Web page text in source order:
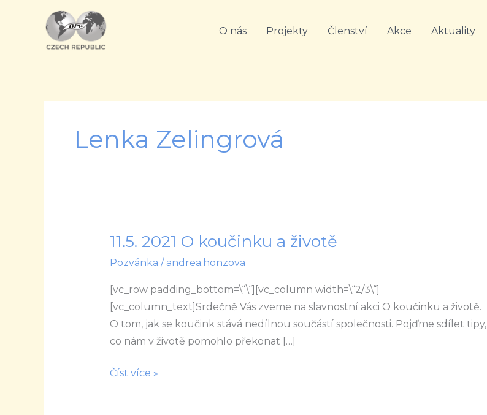
O nás Projekty Členství Akce Aktuality
Lenka Zelingrová
11.5. 2021 O koučinku a životě
Pozvánka / andrea.honzova
[vc_row padding_bottom=\“\“][vc_column width=\“2/3\“]
[vc_column_text]Srdečně Vás zveme na slavnostní akci O koučinku a životě.
O tom, jak se koučink stává nedílnou součástí společnosti. Pojďme sdílet tipy,
co nám v životě pomohlo překonat […]
11.5.
2021
koučinku
a
životě
Číst více »